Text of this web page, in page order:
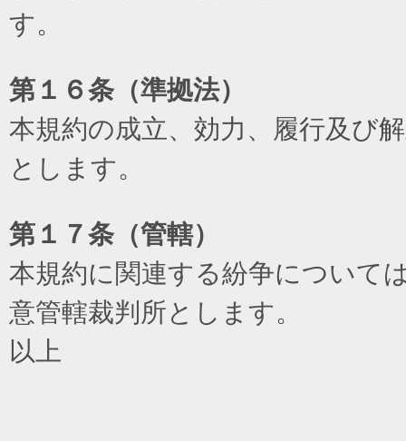
す。
第１６条（準拠法）
本規約の成立、効力、履行及び
とします。
第１７条（管轄）
本規約に関連する紛争について
意管轄裁判所とします。
以上